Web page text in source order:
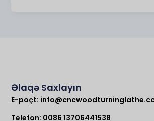
Əlaqə Saxlayın
E-poçt:
Telefon: 0086 13706441538